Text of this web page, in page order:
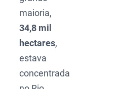
maioria,
34,8 mil
hectares,
estava
concentrada